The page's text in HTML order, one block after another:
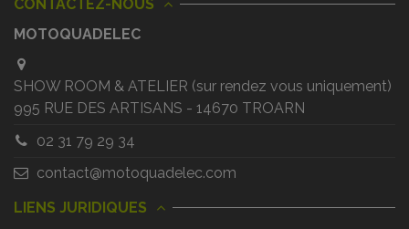
CONTACTEZ-NOUS
MOTOQUADELEC
SHOW ROOM & ATELIER (sur rendez vous uniquement)
995 RUE DES ARTISANS - 14670 TROARN
02 31 79 29 34
contact@motoquadelec.com
LIENS JURIDIQUES